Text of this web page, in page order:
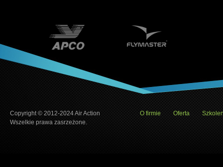
O firmie Oferta
Copyright © 2012-2024 Air Action
Wszelkie prawa zasrzeżone.